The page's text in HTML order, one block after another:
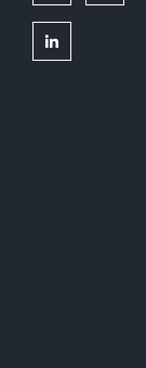
linkedin